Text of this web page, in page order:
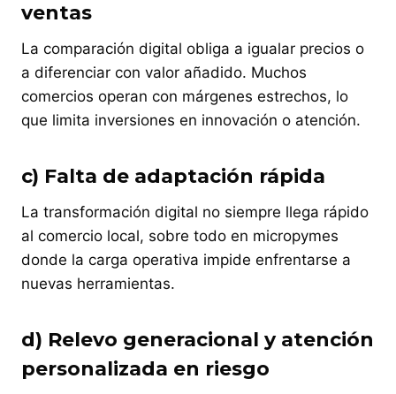
ventas
La comparación digital obliga a igualar precios o
a diferenciar con valor añadido. Muchos
comercios operan con márgenes estrechos, lo
que limita inversiones en innovación o atención.
c) Falta de adaptación rápida
La transformación digital no siempre llega rápido
al comercio local, sobre todo en micropymes
donde la carga operativa impide enfrentarse a
nuevas herramientas.
d) Relevo generacional y atención
personalizada en riesgo